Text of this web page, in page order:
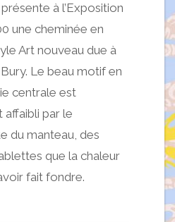
à l’Exposition
une cheminée en
Art nouveau due à
Le beau motif en
centrale est
affaibli par le
du manteau, des
que la chaleur
fait fondre.